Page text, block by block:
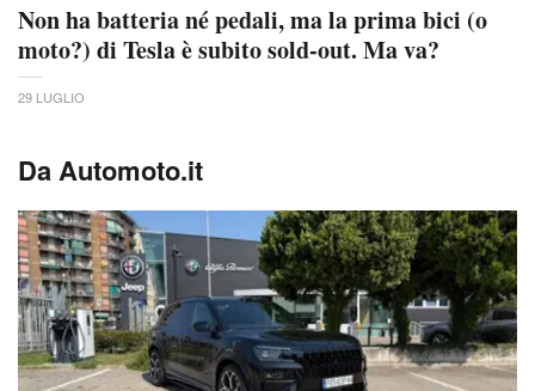
Non ha batteria né pedali, ma la prima bici (o
moto?) di Tesla è subito sold-out. Ma va?
29 LUGLIO
Da Automoto.it